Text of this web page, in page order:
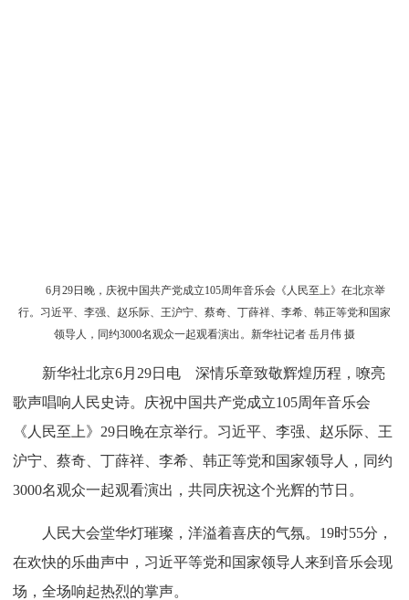
6月29日晚，庆祝中国共产党成立105周年音乐会《人民至上》在北京举
行。习近平、李强、赵乐际、王沪宁、蔡奇、丁薛祥、李希、韩正等党和国家
领导人，同约3000名观众一起观看演出。新华社记者 岳月伟 摄
新华社北京6月29日电 深情乐章致敬辉煌历程，嘹亮
歌声唱响人民史诗。庆祝中国共产党成立105周年音乐会
《人民至上》29日晚在京举行。习近平、李强、赵乐际、王
沪宁、蔡奇、丁薛祥、李希、韩正等党和国家领导人，同约
3000名观众一起观看演出，共同庆祝这个光辉的节日。
人民大会堂华灯璀璨，洋溢着喜庆的气氛。19时55分，
在欢快的乐曲声中，习近平等党和国家领导人来到音乐会现
场，全场响起热烈的掌声。